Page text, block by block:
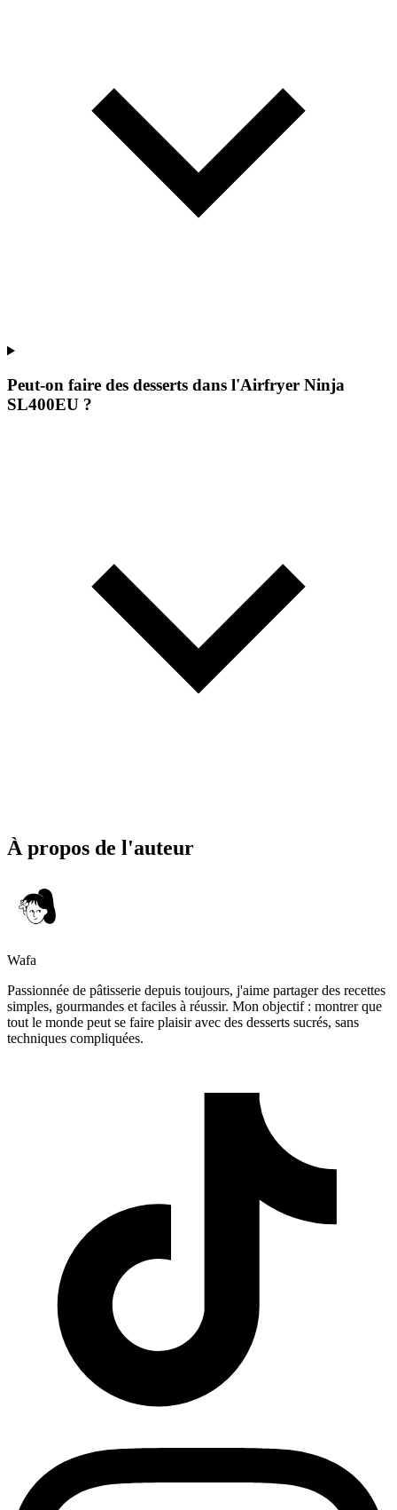
Peut-on faire des desserts dans l'Airfryer Ninja
SL400EU ?
À propos de l'auteur
Wafa
Passionnée de pâtisserie depuis toujours, j'aime partager des recettes
simples, gourmandes et faciles à réussir. Mon objectif : montrer que
tout le monde peut se faire plaisir avec des desserts sucrés, sans
techniques compliquées.